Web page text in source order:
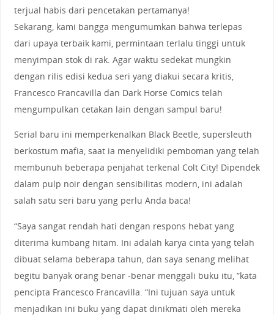
terjual habis dari pencetakan pertamanya!
Sekarang, kami bangga mengumumkan bahwa terlepas
dari upaya terbaik kami, permintaan terlalu tinggi untuk
menyimpan stok di rak. Agar waktu sedekat mungkin
dengan rilis edisi kedua seri yang diakui secara kritis,
Francesco Francavilla dan Dark Horse Comics telah
mengumpulkan cetakan lain dengan sampul baru!
Serial baru ini memperkenalkan Black Beetle, supersleuth
berkostum mafia, saat ia menyelidiki pemboman yang telah
membunuh beberapa penjahat terkenal Colt City! Dipendek
dalam pulp noir dengan sensibilitas modern, ini adalah
salah satu seri baru yang perlu Anda baca!
“Saya sangat rendah hati dengan respons hebat yang
diterima kumbang hitam. Ini adalah karya cinta yang telah
dibuat selama beberapa tahun, dan saya senang melihat
begitu banyak orang benar -benar menggali buku itu, ”kata
pencipta Francesco Francavilla. “Ini tujuan saya untuk
menjadikan ini buku yang dapat dinikmati oleh mereka